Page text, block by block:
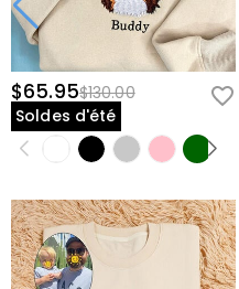
$65.95$130.00
Soldes d'été